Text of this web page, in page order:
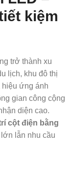
kiệm
trở thành xu
lịch, khu đô thị
ứng ánh
gian công cộng
diện cao.
cột điện bằng
lẫn nhu cầu